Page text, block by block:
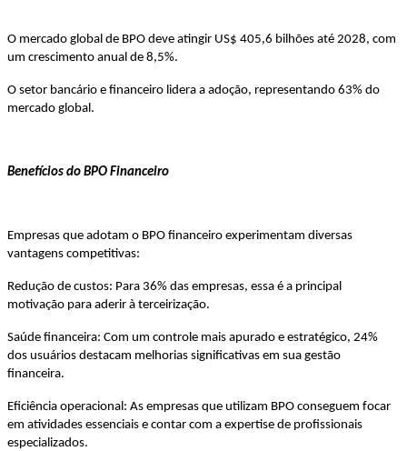
O mercado global de BPO deve atingir US$ 405,6 bilhões até 2028, com
um crescimento anual de 8,5%.
O setor bancário e financeiro lidera a adoção, representando 63% do
mercado global.
Benefícios do BPO Financeiro
Empresas que adotam o BPO financeiro experimentam diversas
vantagens competitivas:
Redução de custos: Para 36% das empresas, essa é a principal
motivação para aderir à terceirização.
Saúde financeira: Com um controle mais apurado e estratégico, 24%
dos usuários destacam melhorias significativas em sua gestão
financeira.
Eficiência operacional: As empresas que utilizam BPO conseguem focar
em atividades essenciais e contar com a expertise de profissionais
especializados.